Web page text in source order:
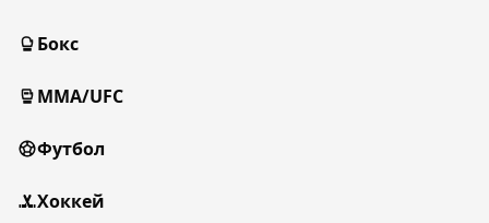
Бокс
MMA/UFC
Футбол
Хоккей